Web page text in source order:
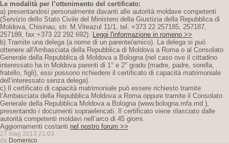
Le modalità per l’ottenimento del certificato:
a) presentandosi personalmente davanti alle autorità moldave competenti
(Servizio dello Stato Civile del Ministero della Giustizia della Repubblica di
Moldova, Chisinau, str. M.Viteazul 11/1, tel. +373 22 257185, 257187,
257189, fax:+373 22 292 692). Leggi l'informazione in romeno >>
b) Tramite una delega (a nome di un parente/amico). La delega si può
ottenere all'Ambasciata della Repubblica di Moldova a Roma o al Consolato
Generale della Repubblica di Moldova a Bologna (nel caso ove il cittadino
interessato ha in Moldova parenti di 1° e 2° grado (madre, padre, sorella,
fratello, figli), essi possono richiedere il certificato di capacità matrimoniale
dell’interessato senza delega).
c) Il certificato di capacità matrimoniale può essere richiesto tramite
l’Ambasciata della Repubblica Moldova a Roma oppure tramite il Consolato
Generale della Repubblica Moldova a Bologna (www.bologna.mfa.md ),
presentando i documenti sopraelencati. Il certificato viene rilasciato dalle
autorità competenti moldavi nell’arco di 45 giorni.
Aggiornamenti costanti nel nostro forum >>
27 mag 2013 21:03
da Domenico